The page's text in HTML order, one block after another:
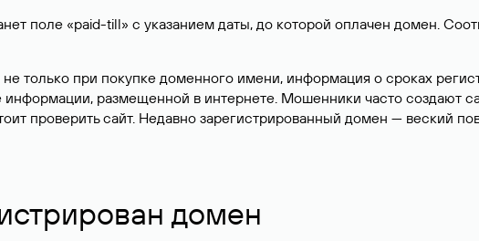
поле «paid-till» с указанием даты, до которой оплачен домен.
только при покупке доменного имени, информация о сроках
информации, размещенной в интернете. Мошенники часто создают
проверить сайт. Недавно зарегистрированный домен — веский
домен